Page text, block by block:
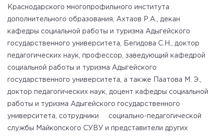
Краснодарского многопрофильного института
дополнительного образования, Ахтаов Р.А., декан
кафедры социальной работы и туризма Адыгейского
государственного университета, Бегидова С.Н., доктор
педагогических наук, профессор, заведующий кафедрой
социальной работы и туризма Адыгейского
государственного университета, а также Паатова М. Э.,
доктор педагогических наук, доцент кафедры социальной
работы и туризма Адыгейского государственного
университета, сотрудники социально-педагогической
службы Майкопского СУВУ и представители других